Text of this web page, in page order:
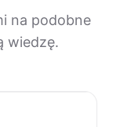
na podobne
wiedzę.